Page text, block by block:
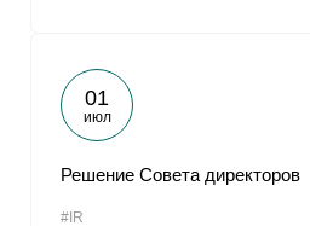
01
июл
Решение Совета директоров
#IR